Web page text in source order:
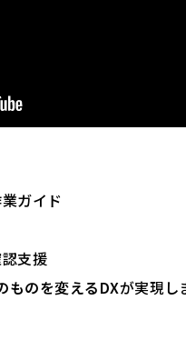
ガイド
支援
ものを変えるDXが実現し